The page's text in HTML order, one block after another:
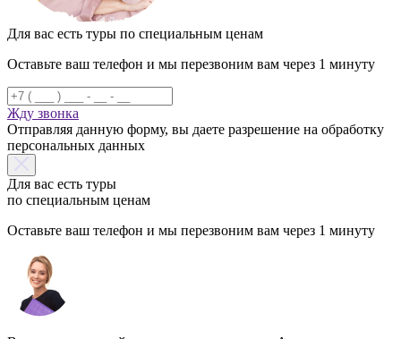
Для вас есть туры по специальным ценам
Оставьте ваш телефон и мы перезвоним вам через 1 минуту
Жду звонка
Отправляя данную форму, вы даете разрешение на обработку
персональных данных
Для вас есть туры
по специальным ценам
Оставьте ваш телефон и мы перезвоним вам через 1 минуту